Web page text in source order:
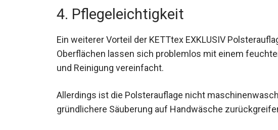
4. Pflegeleichtigkeit
Ein weiterer Vorteil der KETTtex EXKLUSIV
Oberflächen lassen sich problemlos mit einem
und Reinigung vereinfacht.
Allerdings ist die Polsterauflage nicht
gründlichere Säuberung auf Handwäsche